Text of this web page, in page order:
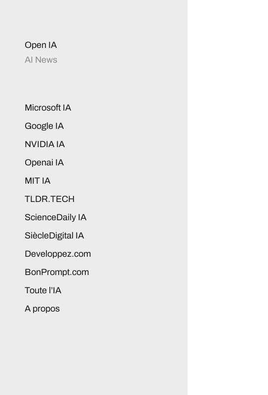
Open IA
AI News
Microsoft IA
Google IA
NVIDIA IA
Openai IA
MIT IA
TLDR.TECH
ScienceDaily IA
SiècleDigital IA
Developpez.com
BonPrompt.com
Toute l’IA
A propos